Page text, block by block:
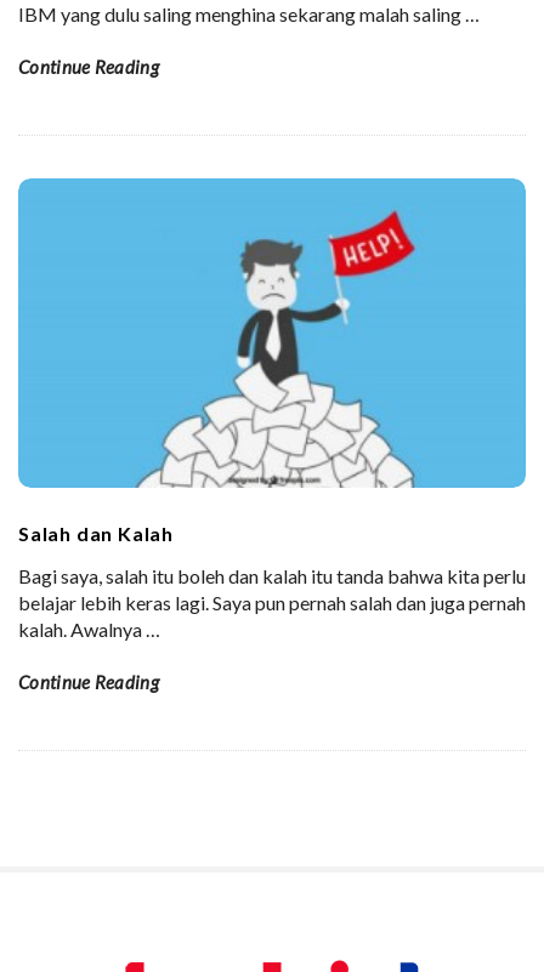
IBM yang dulu saling menghina sekarang malah saling…
Continue Reading
Salah dan Kalah
Bagi saya, salah itu boleh dan kalah itu tanda bahwa kita perlu
belajar lebih keras lagi. Saya pun pernah salah dan juga pernah
kalah. Awalnya…
Continue Reading